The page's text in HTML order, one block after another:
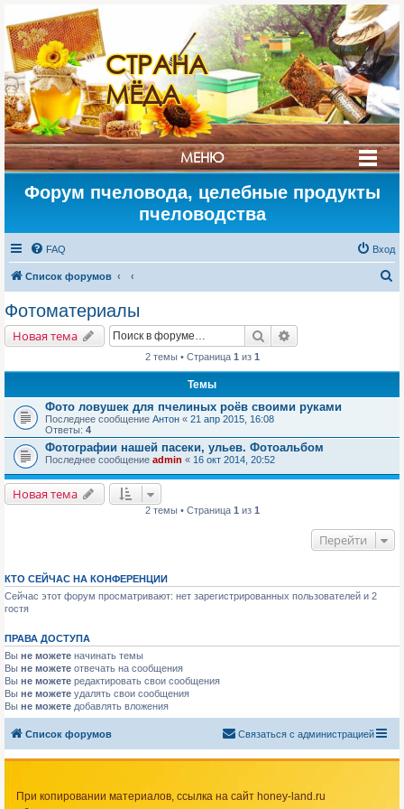
СТРАНА
МЁДА
МЕНЮ
Форум пчеловода, целебные продукты
пчеловодства
FAQ Вход
Список форумов
Фотоматериалы
Новая тема Поиск
2 темы • Страница 1 из 1
Темы
Фото ловушек для пчелиных роёв своими руками
Последнее сообщение Антон « 21 апр 2015, 16:08
Ответы: 4
Фотографии нашей пасеки, ульев. Фотоальбом
Последнее сообщение admin « 16 окт 2014, 20:52
Новая тема
2 темы • Страница 1 из 1
Перейти
КТО СЕЙЧАС НА КОНФЕРЕНЦИИ
Сейчас этот форум просматривают: нет зарегистрированных пользователей и 2
гостя
ПРАВА ДОСТУПА
Вы не можете начинать темы
Вы не можете отвечать на сообщения
Вы не можете редактировать свои сообщения
Вы не можете удалять свои сообщения
Вы не можете добавлять вложения
Список форумов Связаться с администрацией
При копировании материалов, ссылка на сайт honey-land.ru